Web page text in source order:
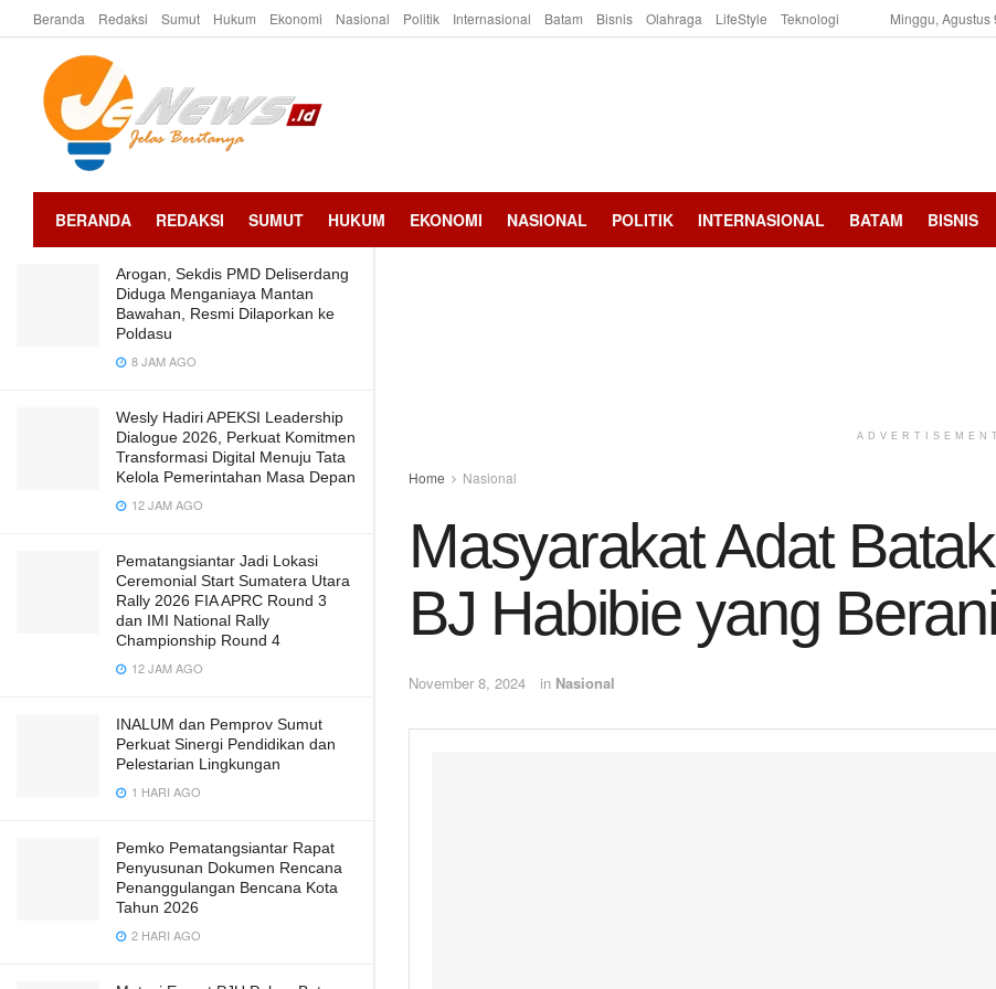
LATEST TRENDING
Masyarakat Adat Batak Ziarah ke
Makam BJ Habibie yang Berani Tutup
PT IIU
Arogan, Sekdis PMD Deliserdang
Diduga Menganiaya Mantan
Bawahan, Resmi Dilaporkan ke
Poldasu
8 JAM AGO
Wesly Hadiri APEKSI Leadership
Dialogue 2026, Perkuat Komitmen
Transformasi Digital Menuju Tata
Kelola Pemerintahan Masa Depan
12 JAM AGO
Pematangsiantar Jadi Lokasi
Ceremonial Start Sumatera Utara
Rally 2026 FIA APRC Round 3
dan IMI National Rally
Championship Round 4
12 JAM AGO
INALUM dan Pemprov Sumut
Perkuat Sinergi Pendidikan dan
Pelestarian Lingkungan
1 HARI AGO
Pemko Pematangsiantar Rapat
Penyusunan Dokumen Rencana
Penanggulangan Bencana Kota
Tahun 2026
2 HARI AGO
Beranda Redaksi Sumut Hukum Ekonomi Nasional Politik Internasional Batam Bisnis Olahraga LifeStyle Teknologi Minggu, Agustus
BERANDA REDAKSI SUMUT HUKUM EKONOMI NASIONAL POLITIK INTERNASIONAL BATAM BISNIS
ADVERTISEMENT
Home Nasional
Masyarakat Adat
BJ Habibie yang
November 8, 2024 in Nasional